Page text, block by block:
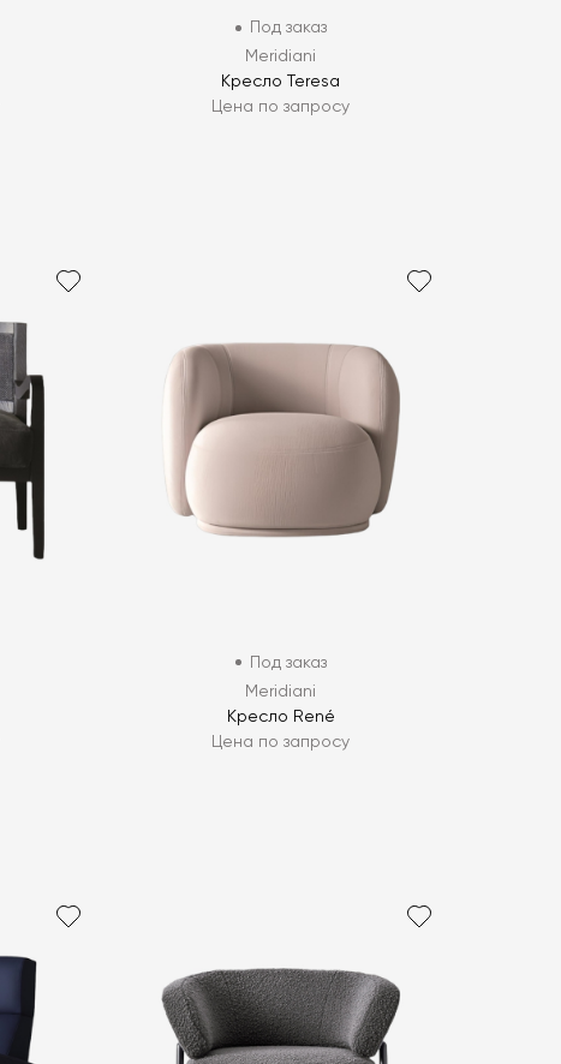
Под заказ
Meridiani
Кресло Teresa
Цена по запросу
Под заказ
Meridiani
Кресло René
Цена по запросу